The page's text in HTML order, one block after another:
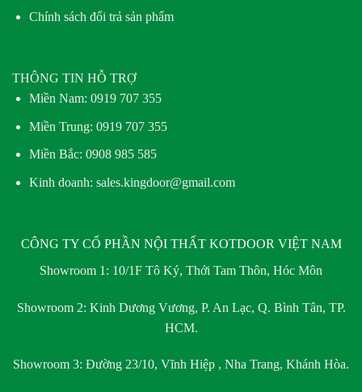
Chính sách đổi trả sản phẩm
THÔNG TIN HỖ TRỢ
Miền Nam: 0919 707 355
Miền Trung: 0919 707 355
Miền Bắc: 0908 985 585
Kinh doanh: sales.kingdoor@gmail.com
CÔNG TY CỔ PHẦN NỘI THẤT KOTDOOR VIỆT NAM
Showroom 1: 10/1F Tô Ký, Thới Tam Thôn, Hóc Môn
Showroom 2: Kinh Dương Vương, P. An Lạc, Q. Bình Tân, TP.
HCM.
Showroom 3: Đường 23/10, Vĩnh Hiệp , Nha Trang, Khánh Hòa.